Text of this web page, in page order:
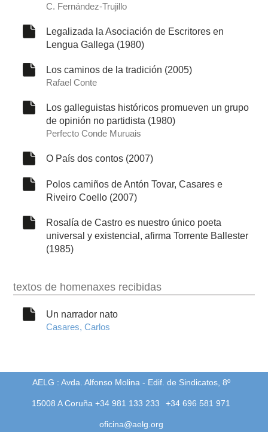
C. Fernández-Trujillo
Legalizada la Asociación de Escritores en
Lengua Gallega (1980)
Los caminos de la tradición (2005)
Rafael Conte
Los galleguistas históricos promueven un grupo
de opinión no partidista (1980)
Perfecto Conde Muruais
O País dos contos (2007)
Polos camiños de Antón Tovar, Casares e
Riveiro Coello (2007)
Rosalía de Castro es nuestro único poeta
universal y existencial, afirma Torrente Ballester
(1985)
textos de homenaxes recibidas
Un narrador nato
Casares, Carlos
AELG : Avda. Alfonso Molina - Edif. de Sindicatos, 8º
15008 A Coruña +34 981 133 233 +34 696 581 971
oficina@aelg.org